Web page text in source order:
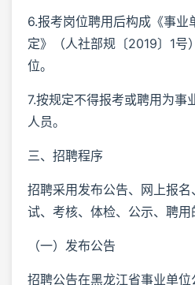
6.报考岗位聘用后构成《事业
定》（人社部规〔2019〕1号
位。
7.按规定不得报考或聘用为事
人员。
三、招聘程序
招聘采用发布公告、网上报
试、考核、体检、公示、聘用
（一）发布公告
招聘公告在黑龙江省事业单